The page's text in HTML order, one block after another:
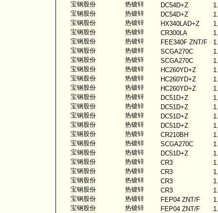
宝钢股份
热镀锌 DC54D+Z
宝钢股份
热镀锌 DC54D+Z
宝钢股份
热镀锌 HX340LAD+Z
宝钢股份
热镀锌 CR300LA
宝钢股份
热镀锌 FEE340F ZNT/F
宝钢股份
热镀锌 SCGA270C
宝钢股份
热镀锌 SCGA270C
宝钢股份
热镀锌 HC260YD+Z
宝钢股份
热镀锌 HC260YD+Z
宝钢股份
热镀锌 HC260YD+Z
宝钢股份
热镀锌 DC51D+Z
宝钢股份
热镀锌 DC51D+Z
宝钢股份
热镀锌 DC51D+Z
宝钢股份
热镀锌 DC51D+Z
宝钢股份
热镀锌 CR210BH
宝钢股份
热镀锌 SCGA270C
宝钢股份
热镀锌 DC51D+Z
宝钢股份
热镀锌 CR3
宝钢股份
热镀锌 CR3
宝钢股份
热镀锌 CR3
宝钢股份
热镀锌 CR3
宝钢股份
热镀锌 FEP04 ZNT/F
宝钢股份
热镀锌 FEP04 ZNT/F